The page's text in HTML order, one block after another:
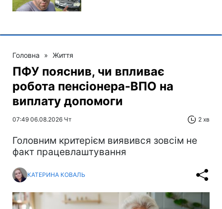
Головна » Життя
ПФУ пояснив, чи впливає
робота пенсіонера-ВПО на
виплату допомоги
07:49 06.08.2026 Чт 2 хв
Головним критерієм виявився зовсім не
факт працевлаштування
КАТЕРИНА КОВАЛЬ